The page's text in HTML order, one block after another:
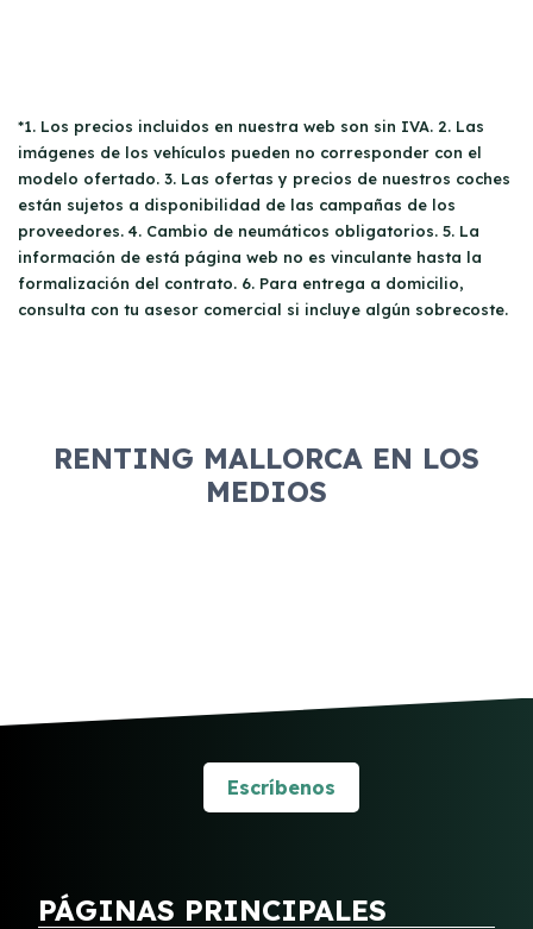
*1. Los precios incluidos en nuestra web son sin IVA. 2. Las
imágenes de los vehículos pueden no corresponder con el
modelo ofertado. 3. Las ofertas y precios de nuestros coches
están sujetos a disponibilidad de las campañas de los
proveedores. 4. Cambio de neumáticos obligatorios. 5. La
información de está página web no es vinculante hasta la
formalización del contrato. 6. Para entrega a domicilio,
consulta con tu asesor comercial si incluye algún sobrecoste.
RENTING MALLORCA EN LOS
MEDIOS
Escríbenos
PÁGINAS PRINCIPALES